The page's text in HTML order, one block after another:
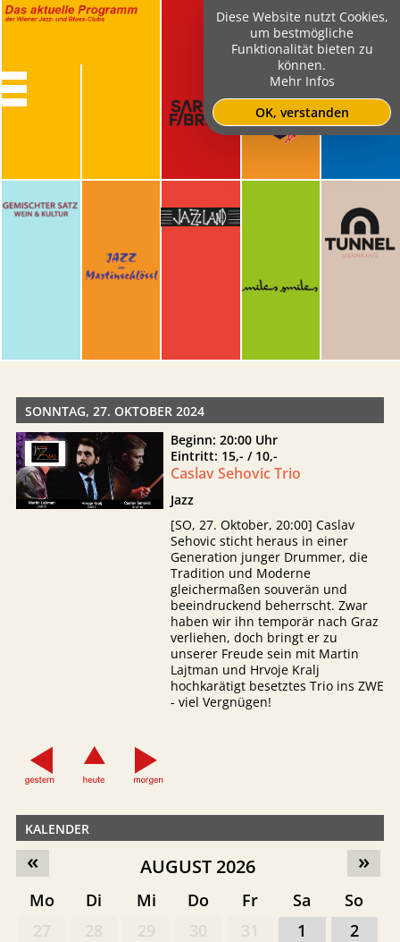
SONNTAG, 27. OKTOBER 2024
Beginn: 20:00 Uhr
Eintritt: 15,- / 10,-
Caslav Sehovic Trio
Jazz
[SO, 27. Oktober, 20:00] Caslav
Sehovic sticht heraus in einer
Generation junger Drummer, die
Tradition und Moderne
gleichermaßen souverän und
beeindruckend beherrscht. Zwar
haben wir ihn temporär nach Graz
verliehen, doch bringt er zu
unserer Freude sein mit Martin
Lajtman und Hrvoje Kralj
hochkarätigt besetztes Trio ins ZWE
- viel Vergnügen!
KALENDER
»
« AUGUST 2026
Mo Di Mi Do Fr Sa
So
1
2
Diese Website nutzt Cookies,
um bestmögliche
Funktionalität bieten zu
können.
Mehr Infos
OK, verstanden